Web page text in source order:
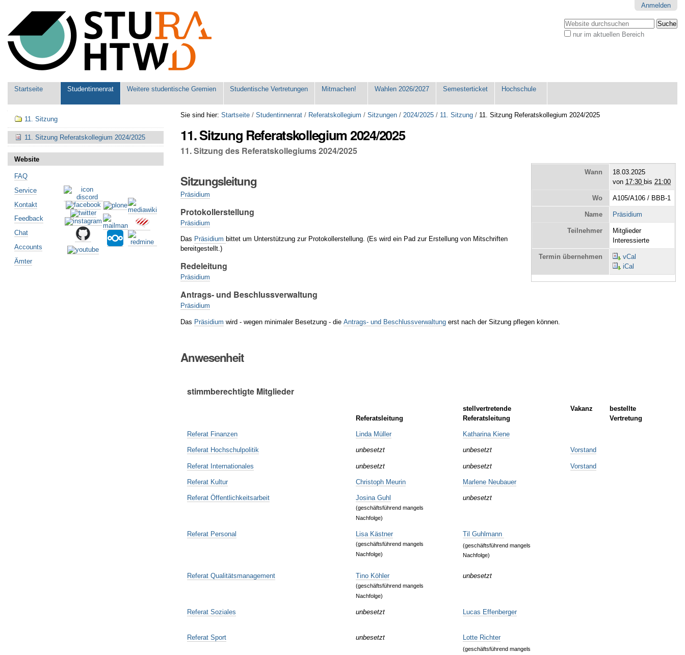
Werkzeuge
Anmelden
Website durchsuchen
nur im aktuellen Bereich
Sektionen
Startseite Studentinnenrat Weitere studentische Gremien Studentische Vertretungen Mitmachen! Wahlen 2026/2027 Semesterticket Hochschule
Sie sind hier: Startseite /Studentinnenrat / Referatskollegium /Sitzungen /2024/2025 / 11. Sitzung / 11. Sitzung Referatskollegium 2024/2025
11. Sitzung Referatskollegium 2024/2025
11. Sitzung des Referatskollegiums 2024/2025
Wann
18.03.2025
von 17:30 bis 21:00
Wo A105/A106 / BBB-1
Name Präsidium
Teilnehmer
Mitglieder
Interessierte
Termin übernehmen
vCal
iCal
Sitzungsleitung
Präsidium
Protokollerstellung
Präsidium
Das Präsidium bittet um Unterstützung zur Protokollerstellung. (Es wird ein Pad zur Erstellung von Mitschriften
bereitgestellt.)
Redeleitung
Präsidium
Antrags- und Beschlussverwaltung
Präsidium
Das Präsidium wird - wegen minimaler Besetzung - dieAntrags- und Beschlussverwaltung erst nach der Sitzung pflegen können.
Anwesenheit
stimmberechtigte Mitglieder
Referatsleitung
stellvertretende
Referatsleitung
Vakanz
bestellte
Vertretung
Referat Finanzen Linda Müller Katharina Kiene
Referat Hochschulpolitik unbesetzt unbesetzt Vorstand
Referat Internationales unbesetzt unbesetzt Vorstand
Referat Kultur Christoph Meurin Marlene Neubauer
Referat Öffentlichkeitsarbeit Josina Guhl
(geschäftsführend mangels
Nachfolge)
unbesetzt
Referat Personal Lisa Kästner
(geschäftsführend mangels
Nachfolge)
Til Guhlmann
(geschäftsführend mangels
Nachfolge)
Referat Qualitätsmanagement Tino Köhler
(geschäftsführend mangels
Nachfolge)
unbesetzt
Referat Soziales unbesetzt Lucas Effenberger
Referat Sport unbesetzt Lotte Richter
(geschäftsführend mangels
Navigation
11. Sitzung
11. Sitzung Referatskollegium 2024/2025
Website
FAQ
Service
Kontakt
Feedback
Chat
Accounts
Ämter